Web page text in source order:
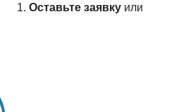
1. Оставьте заявку или